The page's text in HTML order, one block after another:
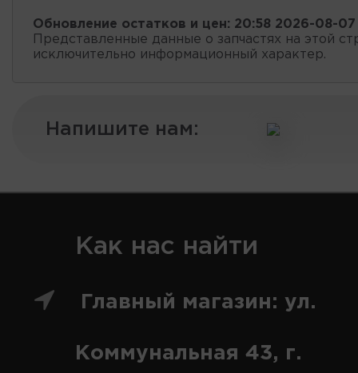
Обновление остатков и цен: 20:58 2026-08-07
Представленные данные о запчастях на этой
исключительно информационный характер.
Напишите нам:
Как нас найти
Главный магазин: ул.
Коммунальная 43, г.